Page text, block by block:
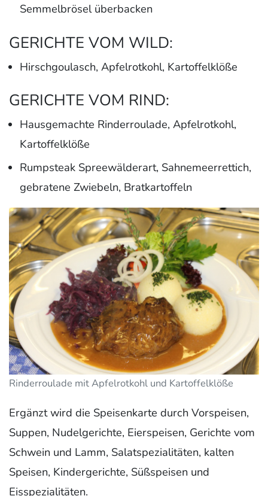
Semmelbrösel überbacken
GERICHTE VOM WILD:
Hirschgoulasch, Apfelrotkohl, Kartoffelklöße
GERICHTE VOM RIND:
Hausgemachte Rinderroulade, Apfelrotkohl,
Kartoffelklöße
Rumpsteak Spreewälderart, Sahnemeerrettich,
gebratene Zwiebeln, Bratkartoffeln
Rinderroulade mit Apfelrotkohl und Kartoffelklöße
Ergänzt wird die Speisenkarte durch Vorspeisen,
Suppen, Nudelgerichte, Eierspeisen, Gerichte vom
Schwein und Lamm, Salatspezialitäten, kalten
Speisen, Kindergerichte, Süßspeisen und
Eisspezialitäten.